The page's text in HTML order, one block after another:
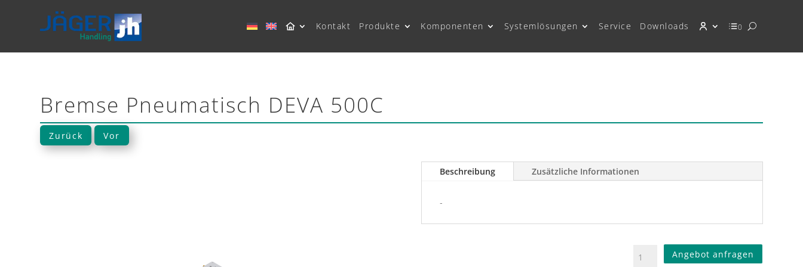
Kontakt Produkte Komponenten Systemlösungen Service Downloads 0
Bremse Pneumatisch DEVA 500C
Zurück Vor
Beschreibung Zusätzliche Informationen
-
Angebot anfragen